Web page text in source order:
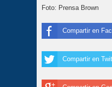
Foto: Prensa Brown
Compartir en
Compartir en